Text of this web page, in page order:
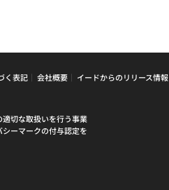
く表記 会社概要 イードからのリリース情報
切な取扱いを行う事業
ーマークの付与認定を